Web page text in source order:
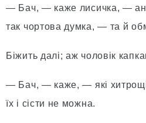
— Бач, — каже лисичка, —
так чортова думка, — та й
Біжить далі; аж чоловік
— Бач, — каже, — які
їх і сісти не можна.